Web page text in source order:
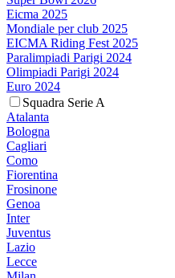
Eicma 2025
Mondiale per club 2025
EICMA Riding Fest 2025
Paralimpiadi Parigi 2024
Olimpiadi Parigi 2024
Euro 2024
Squadra Serie A
Atalanta
Bologna
Cagliari
Como
Fiorentina
Frosinone
Genoa
Inter
Juventus
Lazio
Lecce